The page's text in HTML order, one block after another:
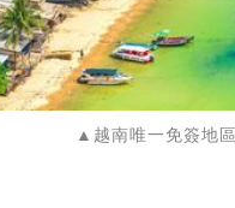
▲越南唯一免簽地